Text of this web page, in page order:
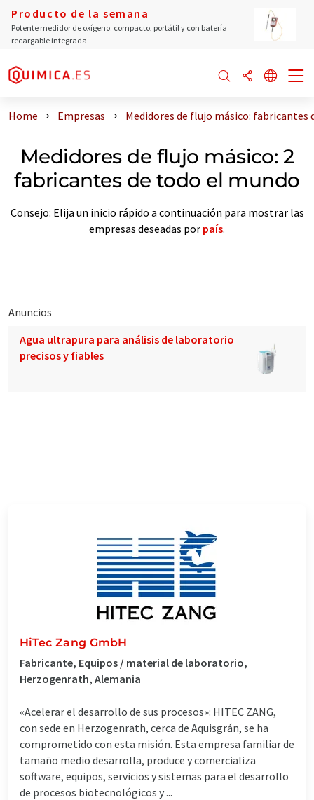
Producto de la semana
Potente medidor de oxígeno: compacto, portátil y con batería
recargable integrada
Home Empresas Medidores de flujo másico: fabricantes
Medidores de flujo másico: 2
fabricantes de todo el mundo
Consejo: Elija un inicio rápido a continuación para mostrar las
empresas deseadas por país.
Anuncios
Agua ultrapura para análisis de laboratorio
precisos y fiables
HiTec Zang GmbH
Fabricante, Equipos / material de laboratorio,
Herzogenrath, Alemania
«Acelerar el desarrollo de sus procesos»: HITEC ZANG,
con sede en Herzogenrath, cerca de Aquisgrán, se ha
comprometido con esta misión. Esta empresa familiar de
tamaño medio desarrolla, produce y comercializa
software, equipos, servicios y sistemas para el desarrollo
de procesos biotecnológicos y ...